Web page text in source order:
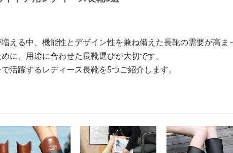
える中、機能性とデザイン性を兼ね備えた長靴の需要が高ま
に、用途に合わせた長靴選びが大切です。
活躍するレディース長靴を5つご紹介します。